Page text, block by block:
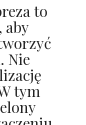
to
aby
Nie
tym